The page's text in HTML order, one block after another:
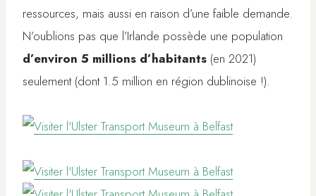
ressources, mais aussi en raison d’une faible demande.
N’oublions pas que l’Irlande possède une population
d’environ 5 millions d’habitants (en 2021)
seulement (dont 1.5 million en région dublinoise !).